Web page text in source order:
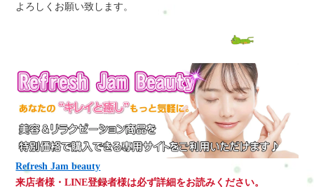
よろしくお願い致します。
Refresh Jam beauty
来店者様・LINE登録者様は必ず詳細をお読みください。